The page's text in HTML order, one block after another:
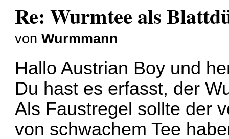
Re: Wurmtee als
vonWurmmann
Hallo Austrian Boy und
Du hast es erfasst, der
Als Faustregel sollte der
von schwachem Tee